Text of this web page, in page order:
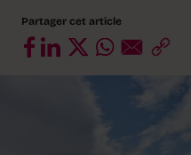
Partager cet article